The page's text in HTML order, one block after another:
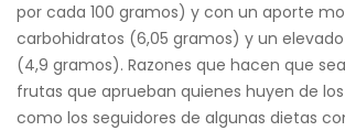
por cada 100 gramos) y con un aporte
carbohidratos (6,05 gramos) y un
(4,9 gramos). Razones que hacen que
frutas que aprueban quienes huyen de
como los seguidores de algunas dietas